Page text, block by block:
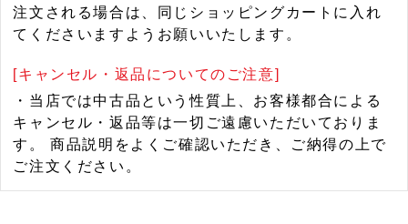
注文される場合は、同じショッピングカートに入れ
てくださいますようお願いいたします。
[キャンセル・返品についてのご注意]
・当店では中古品という性質上、お客様都合による
キャンセル・返品等は一切ご遠慮いただいておりま
す。 商品説明をよくご確認いただき、ご納得の上で
ご注文ください。